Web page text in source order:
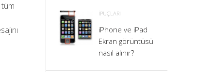
İPUÇLARI
iPhone ve iPad
Ekran görüntüsü
nasıl alınır?